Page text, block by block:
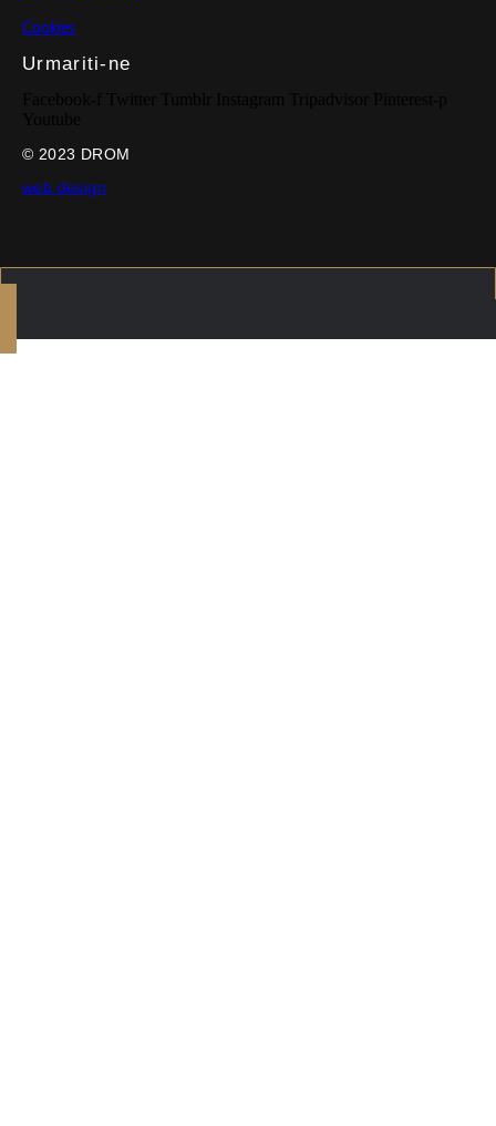
Cookies
Urmariti-ne
© 2023 DROM
web design